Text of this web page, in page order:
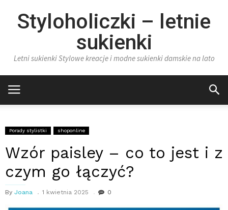
Styloholiczki – letnie
sukienki
Letni sukienki Stylowe kreacje i modne sukienki damskie na lato
Porady stylistki shoponline
Wzór paisley – co to jest i z
czym go łączyć?
By Joana 1 kwietnia 2025 0